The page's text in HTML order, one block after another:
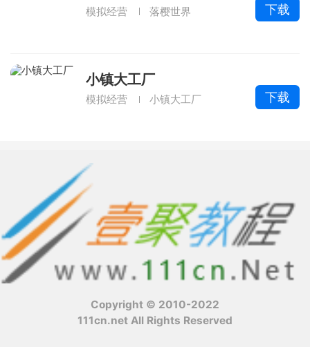
模拟经营 落樱世界 下载
小镇大工厂
模拟经营 小镇大工厂 下载
Copyright © 2010-2022
111cn.net All Rights Reserved